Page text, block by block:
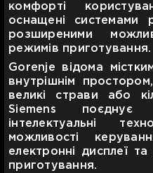
комфорті
оснащені системами
розширеними
режимів приготування.
Gorenje відома
внутрішнім
великі страви або
Siemens поєднує
інтелектуальні
можливості
електронні дисплеї та
приготування.